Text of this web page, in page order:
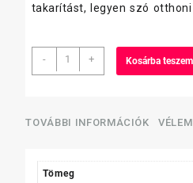
takarítást, legyen szó otthoni
-
Kefa
nyél,
130
mennyiség
+ Kosárba teszem
TOVÁBBI INFORMÁCIÓK
Tömeg